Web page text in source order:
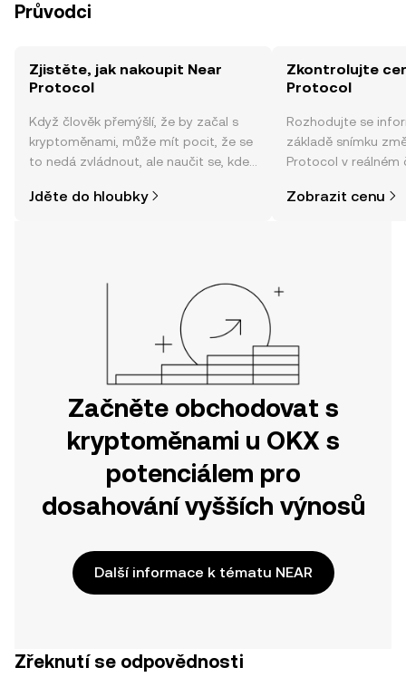
Průvodci
Zjistěte, jak nakoupit Near
Protocol
Když člověk přemýšlí, že by začal s
kryptoměnami, může mít pocit, že se
to nedá zvládnout, ale naučit se, kde
jednodušší, než si myslíte. Odstartujte
Jděte do hloubky
Zkontrolujte
Protocol
Rozhodujte se
základě snímku
Protocol v reálném
Zobrazit cenu
Začněte obchodovat s
kryptoměnami u OKX s
potenciálem pro
dosahování vyšších výnosů
Další informace k tématu NEAR
Zřeknutí se odpovědnosti